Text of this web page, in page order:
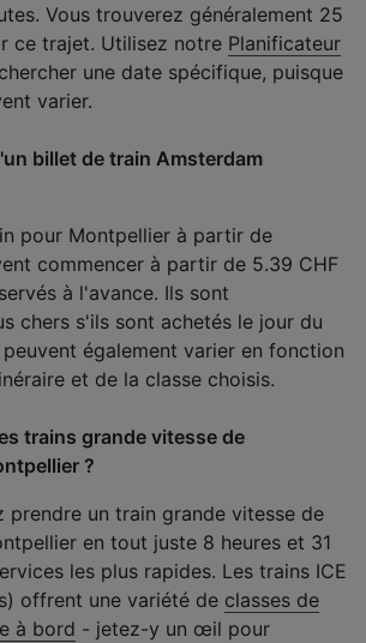
Vous trouverez généralement 25
ce trajet. Utilisez notre Planificateur
une date spécifique, puisque
varier.
billet de train Amsterdam
pour Montpellier à partir de
commencer à partir de 5.39 CHF
à l'avance. Ils sont
chers s'ils sont achetés le jour du
également varier en fonction
et de la classe choisis.
trains grande vitesse de
?
prendre un train grande vitesse de
en tout juste 8 heures et 31
les plus rapides. Les trains ICE
offrent une variété de classes de
à bord - jetez-y un œil pour